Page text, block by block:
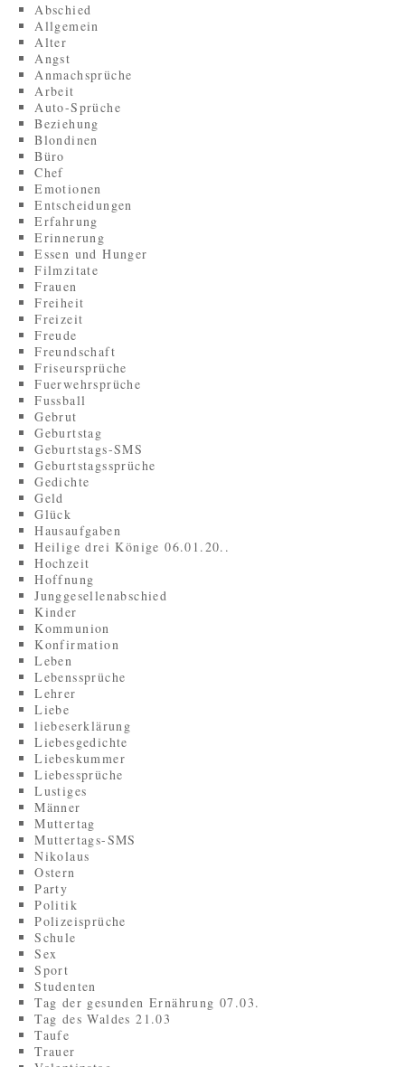
Abschied
Allgemein
Alter
Angst
Anmachsprüche
Arbeit
Auto-Sprüche
Beziehung
Blondinen
Büro
Chef
Emotionen
Entscheidungen
Erfahrung
Erinnerung
Essen und Hunger
Filmzitate
Frauen
Freiheit
Freizeit
Freude
Freundschaft
Friseursprüche
Fuerwehrsprüche
Fussball
Gebrut
Geburtstag
Geburtstags-SMS
Geburtstagssprüche
Gedichte
Geld
Glück
Hausaufgaben
Heilige drei Könige 06.01.20..
Hochzeit
Hoffnung
Junggesellenabschied
Kinder
Kommunion
Konfirmation
Leben
Lebenssprüche
Lehrer
Liebe
liebeserklärung
Liebesgedichte
Liebeskummer
Liebessprüche
Lustiges
Männer
Muttertag
Muttertags-SMS
Nikolaus
Ostern
Party
Politik
Polizeisprüche
Schule
Sex
Sport
Studenten
Tag der gesunden Ernährung 07.03.
Tag des Waldes 21.03
Taufe
Trauer